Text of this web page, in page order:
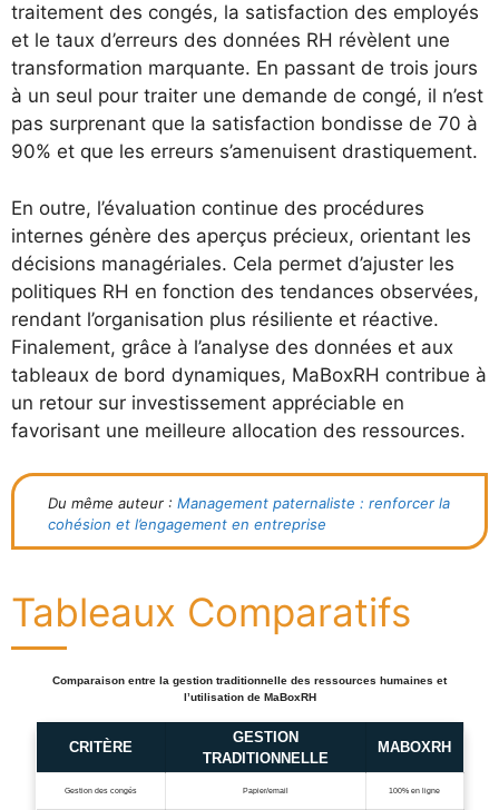
traitement des congés, la satisfaction des employés
et le taux d’erreurs des données RH révèlent une
transformation marquante. En passant de trois jours
à un seul pour traiter une demande de congé, il n’est
pas surprenant que la satisfaction bondisse de 70 à
90% et que les erreurs s’amenuisent drastiquement.
En outre, l’évaluation continue des procédures
internes génère des aperçus précieux, orientant les
décisions managériales. Cela permet d’ajuster les
politiques RH en fonction des tendances observées,
rendant l’organisation plus résiliente et réactive.
Finalement, grâce à l’analyse des données et aux
tableaux de bord dynamiques, MaBoxRH contribue à
un retour sur investissement appréciable en
favorisant une meilleure allocation des ressources.
Du même auteur : Management paternaliste : renforcer la
cohésion et l’engagement en entreprise
Tableaux Comparatifs
Comparaison entre la gestion traditionnelle des ressources humaines et
l’utilisation de MaBoxRH
CRITÈRE
GESTION
TRADITIONNELLE
MABOXRH
Gestion des congés Papier/email 100% en ligne